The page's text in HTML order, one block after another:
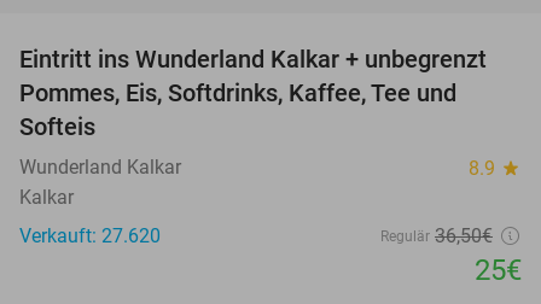
32%
Eintritt ins Wunderland Kalkar + unbegrenzt
Pommes, Eis, Softdrinks, Kaffee, Tee und
Softeis
Wunderland Kalkar 8.9 star
Kalkar
Verkauft: 27.620
Regulär 36,50€
25€